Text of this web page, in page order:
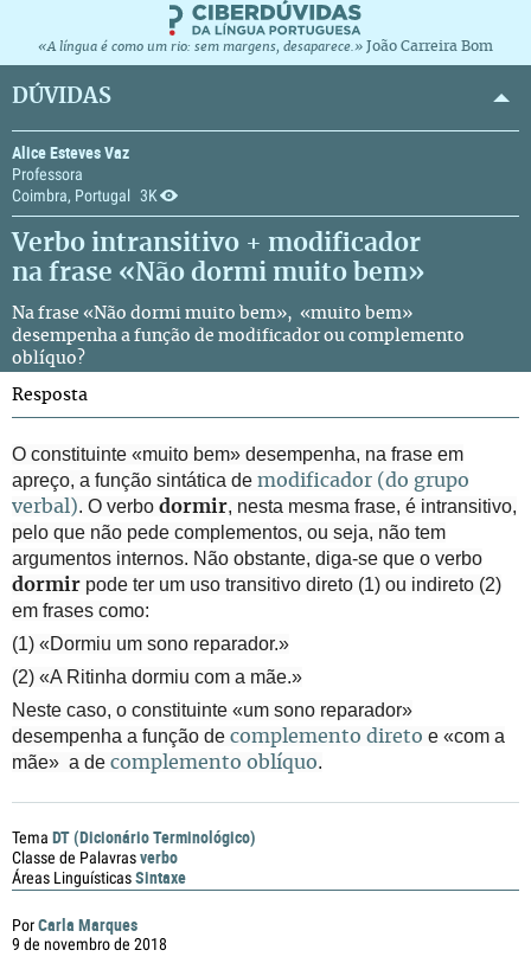
«A língua é como um rio: sem margens, desaparece.» João Carreira Bom
DÚVIDAS
Alice Esteves Vaz
Professora
Coimbra, Portugal 3K
Verbo intransitivo + modificador
na frase «Não dormi muito bem»
Na frase «Não dormi muito bem», «muito bem»
desempenha a função de modificador ou complemento
oblíquo?
PorCarla Marques
9 de novembro de 2018
Resposta
O constituinte «muito bem» desempenha, na frase em
apreço, a função sintática de modificador (do grupo
verbal). O verbo dormir, nesta mesma frase, é intransitivo,
pelo que não pede complementos, ou seja, não tem
argumentos internos. Não obstante, diga-se que o verbo
dormir pode ter um uso transitivo direto (1) ou indireto (2)
em frases como:
(1) «Dormiu um sono reparador.»
(2) «A Ritinha dormiu com a mãe.»
Neste caso, o constituinte «um sono reparador»
desempenha a função de complemento direto e «com a
mãe» a de complemento oblíquo.
Tema DT (Dicionário Terminológico)
Classe de Palavrasverbo
Áreas LinguísticasSintaxe